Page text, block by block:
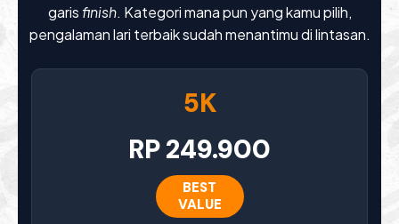
garis finish. Kategori mana pun yang kamu pilih,
pengalaman lari terbaik sudah menantimu di lintasan.
5K
RP 249.900
BEST
VALUE